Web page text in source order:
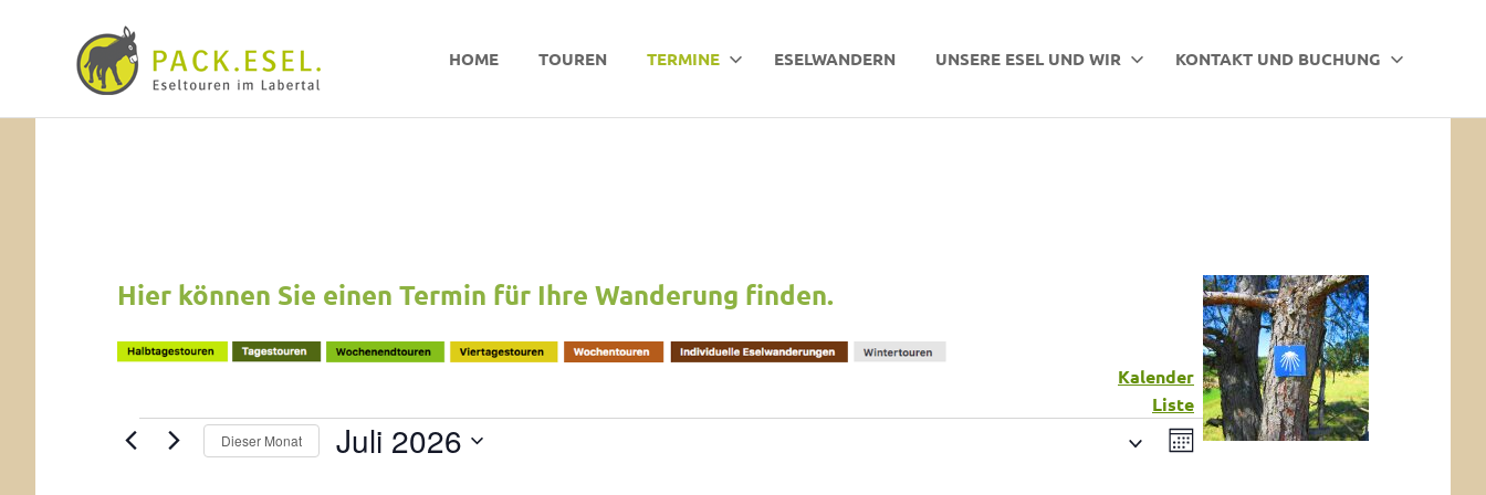
Pack-
Esel
HOME TOUREN TERMINE ESELWANDERN UNSERE ESEL UND WIR KONTAKT UND BUCHUNG
Hier können Sie einen Termin für Ihre Wanderung finden.
Kalender
Liste
Veranstaltungen
Ansichten-
Veranstaltung
MONAT
Dieser Monat Juli 2026